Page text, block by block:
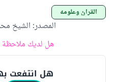
القرآن وعلومه
المصدر: الشيخ
هل لديك
هل انتفعت